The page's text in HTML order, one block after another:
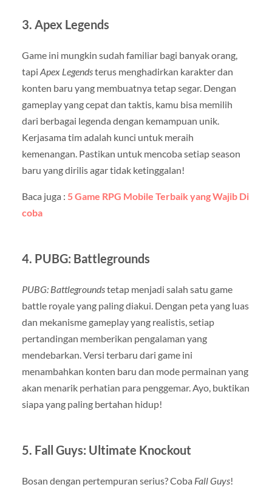
3. Apex Legends
Game ini mungkin sudah familiar bagi banyak orang,
tapi Apex Legendsterus menghadirkan karakter dan
konten baru yang membuatnya tetap segar. Dengan
gameplay yang cepat dan taktis, kamu bisa memilih
dari berbagai legenda dengan kemampuan unik.
Kerjasama tim adalah kunci untuk meraih
kemenangan. Pastikan untuk mencoba setiap season
baru yang dirilis agar tidak ketinggalan!
Baca juga : 5 Game RPG Mobile Terbaik yang Wajib Di
coba
4. PUBG: Battlegrounds
PUBG: Battlegroundstetap menjadi salah satu game
battle royale yang paling diakui. Dengan peta yang luas
dan mekanisme gameplay yang realistis, setiap
pertandingan memberikan pengalaman yang
mendebarkan. Versi terbaru dari game ini
menambahkan konten baru dan mode permainan yang
akan menarik perhatian para penggemar. Ayo, buktikan
siapa yang paling bertahan hidup!
5. Fall Guys: Ultimate Knockout
Bosan dengan pertempuran serius? Coba Fall Guys!